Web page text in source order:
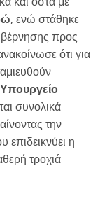
, ενώ στάθηκε
προς
ότι για
συνολικά
την
η
τροχιά